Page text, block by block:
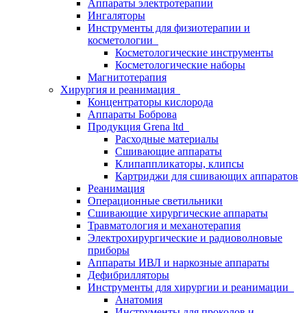
Аппараты электротерапии
Ингаляторы
Инструменты для физиотерапии и
косметологии
Косметологические инструменты
Косметологические наборы
Магнитотерапия
Хирургия и реанимация
Концентраторы кислорода
Аппараты Боброва
Продукция Grena ltd
Расходные материалы
Сшивающие аппараты
Клипаппликаторы, клипсы
Картриджи для сшивающих аппаратов
Реанимация
Операционные светильники
Сшивающие хирургические аппараты
Травматология и механотерапия
Электрохирургические и радиоволновые
приборы
Аппараты ИВЛ и наркозные аппараты
Дефибрилляторы
Инструменты для хирургии и реанимации
Анатомия